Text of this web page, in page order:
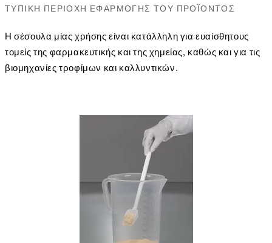
ΤΥΠΙΚΉ ΠΕΡΙΟΧΉ ΕΦΑΡΜΟΓΉΣ ΤΟΥ ΠΡΟΪΌΝΤΟΣ
Η σέσουλα μίας χρήσης είναι κατάλληλη για ευαίσθητους
τομείς της φαρμακευτικής και της χημείας, καθώς και για τις
βιομηχανίες τροφίμων και καλλυντικών.